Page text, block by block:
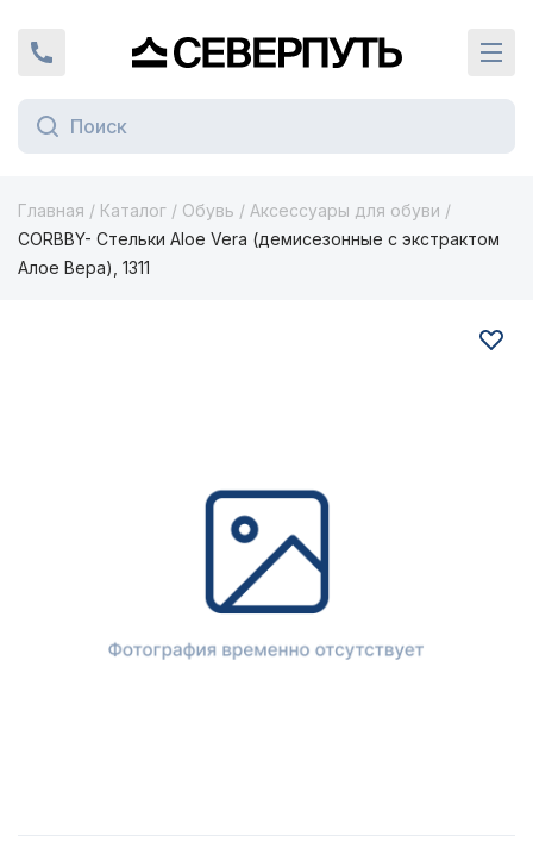
+7 (924) 924-16-46Вернуться на главную страницу
Главная / Каталог / Обувь / Аксессуары для обуви /
CORBBY- Стельки Aloe Vera (демисезонные с экстрактом
Алое Вера), 1311